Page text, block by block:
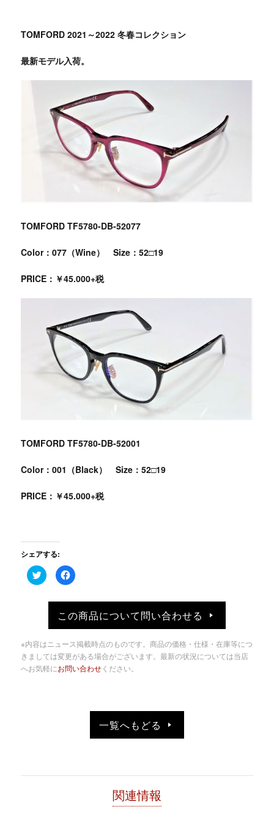
TOMFORD 2021～2022 冬春コレクション
最新モデル入荷。
TOMFORD TF5780-DB-52077
Color：077（Wine） Size：52□19
PRICE：￥45.000+税
TOMFORD TF5780-DB-52001
Color：001（Black） Size：52□19
PRICE：￥45.000+税
シェアする:
ク
リ
し
Twitter
共
有
(新
し
い
ウ
ィ
Facebook
で
す
に
ク
リ
ッ
ク
し
て
く
き
この商品について問い合わせる
※内容はニュース掲載時点のものです。商品の価格・仕様・在庫等につ
きましては変更がある場合がございます。最新の状況については当店
へお気軽にお問い合わせください。
一覧へもどる
関連情報